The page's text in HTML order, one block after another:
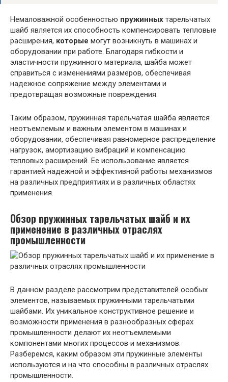
Немаловажной особенностью пружинных тарельчатых
шайб является их способность компенсировать тепловые
расширения, которые могут возникнуть в машинах и
оборудовании при работе. Благодаря гибкости и
эластичности пружинного материала, шайба может
справиться с изменениями размеров, обеспечивая
надежное сопряжение между элементами и
предотвращая возможные повреждения.
Таким образом, пружинная тарельчатая шайба является
неотъемлемым и важным элементом в машинах и
оборудовании, обеспечивая равномерное распределение
нагрузок, амортизацию вибраций и компенсацию
тепловых расширений. Ее использование является
гарантией надежной и эффективной работы механизмов
на различных предприятиях и в различных областях
применения.
Обзор пружинных тарельчатых шайб и их
применение в различных отраслях
промышленности
В данном разделе рассмотрим представителей особых
элементов, называемых пружинными тарельчатыми
шайбами. Их уникальное конструктивное решение и
возможности применения в разнообразных сферах
промышленности делают их неотъемлемыми
компонентами многих процессов и механизмов.
Разберемся, каким образом эти пружинные элементы
используются и на что способны в различных отраслях
промышленности.